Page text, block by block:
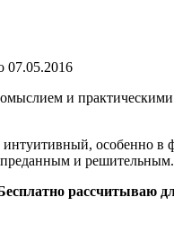
07.05.2016
и
особенно
и решительным.
рассчитываю